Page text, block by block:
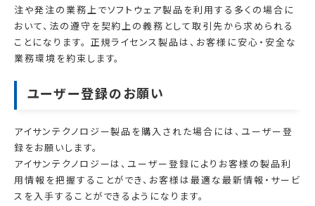
注や発注の業務上でソフトウェア製品を利用する多くの場合に
おいて、法の遵守を契約上の義務として取引先から求められる
ことになります。 正規ライセンス製品は、お客様に安心・安全な
業務環境を約束します。
ユーザー登録のお願い
アイサンテクノロジー製品を購入された場合には、ユーザー登
録をお願いします。
アイサンテクノロジーは、ユーザー登録によりお客様の製品利
用情報を把握することができ、お客様は最適な最新情報・サービ
スを入手することができるようになります。